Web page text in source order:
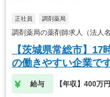
正社員 調剤薬局
調剤薬局の薬剤師求人（法人
【茨城県常総市】
の働きやすい企業で
給与 【年収】400万